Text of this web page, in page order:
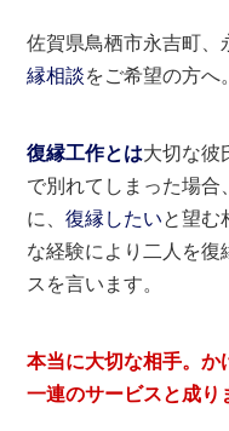
佐賀県鳥栖市永吉町、
縁相談をご希望の方へ。
復縁工作とは大切な彼
で別れてしまった場合
に、復縁したいと望む
な経験により二人を復
スを言います。
本当に大切な相手。か
一連のサービスと成り